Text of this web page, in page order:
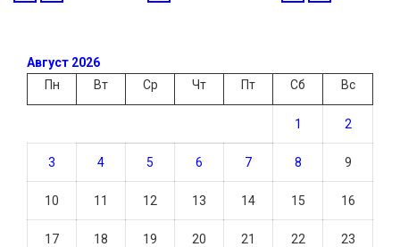
Август 2026
Пн
Вт Ср Чт Пт Сб Вс
1 2
3 4 5 6 7 8 9
10 11 12 13 14 15 16
17 18 19 20 21 22 23